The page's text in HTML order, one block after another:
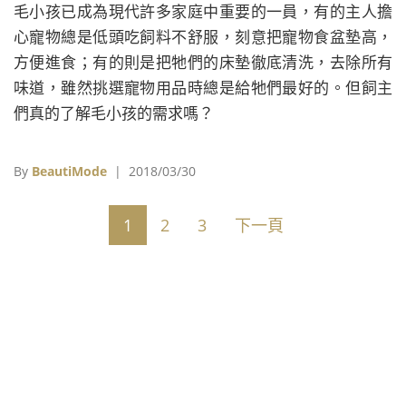
毛小孩已成為現代許多家庭中重要的一員，有的主人擔
心寵物總是低頭吃飼料不舒服，刻意把寵物食盆墊高，
方便進食；有的則是把牠們的床墊徹底清洗，去除所有
味道，雖然挑選寵物用品時總是給牠們最好的。但飼主
們真的了解毛小孩的需求嗎？
By BeautiMode | 2018/03/30
1 2 3 下一頁